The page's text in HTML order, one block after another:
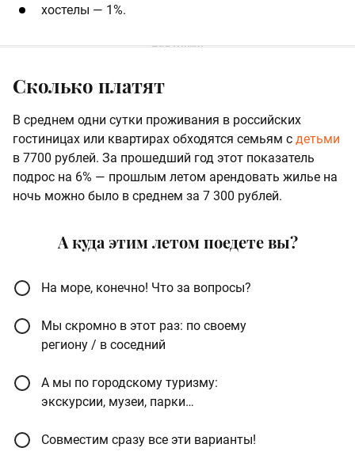
хостелы — 1%.
Сколько платят
В среднем одни сутки проживания в российских
гостиницах или квартирах обходятся семьям с детьми
в 7700 рублей. За прошедший год этот показатель
подрос на 6% — прошлым летом арендовать жилье на
ночь можно было в среднем за 7 300 рублей.
А куда этим летом поедете вы?
На море, конечно! Что за вопросы?
Мы скромно в этот раз: по своему
региону / в соседний
А мы по городскому туризму:
экскурсии, музеи, парки…
Совместим сразу все эти варианты!